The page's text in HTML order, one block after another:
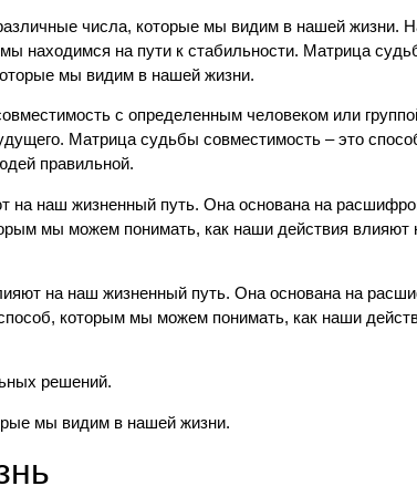
числа, которые мы видим в нашей жизни.
находимся на пути к стабильности. Матрица
мы видим в нашей жизни.
с определенным человеком или
Матрица судьбы совместимость – это
правильной.
на наш жизненный путь. Она основана на
мы можем понимать, как наши действия влияют
на наш жизненный путь. Она основана на
которым мы можем понимать, как наши
решений.
мы видим в нашей жизни.